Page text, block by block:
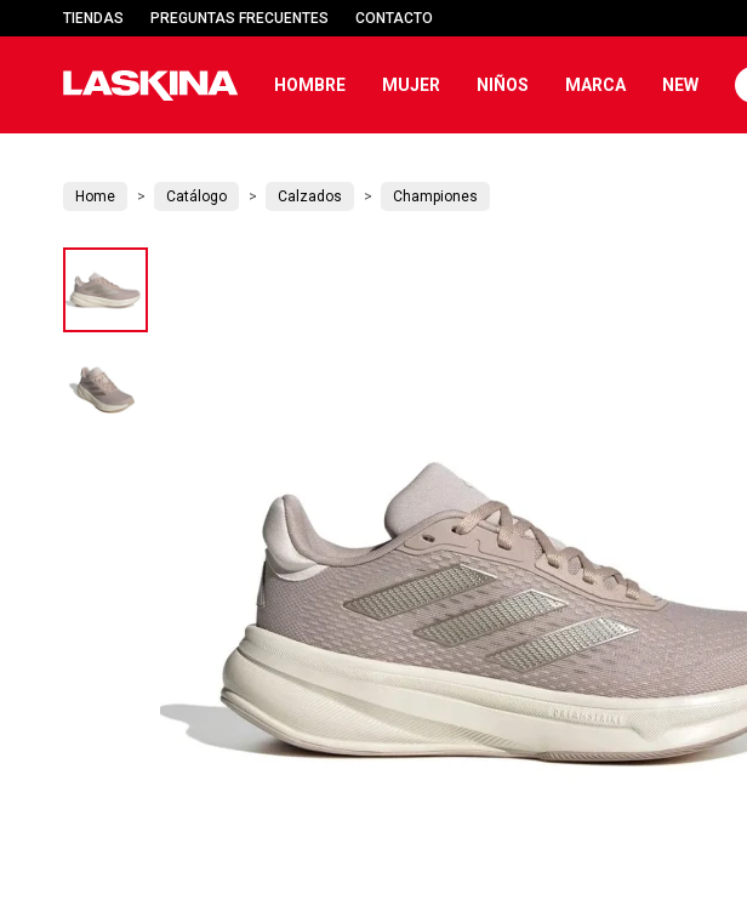
HOMBRE MUJER NIÑOS MARCA NEW
TIENDAS PREGUNTAS FRECUENTES CONTACTO
Home Catálogo Calzados Championes